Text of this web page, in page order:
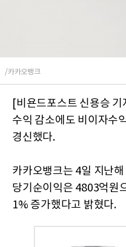
/카카오뱅크
[비욘드포스트 신용승
수익 감소에도 비이자수
경신했다.
카카오뱅크는 4일 지난
당기순이익은 4803억원
1% 증가했다고 밝혔다.